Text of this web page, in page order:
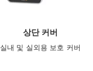
상단 커버
실내 및 실외용 보호 커버